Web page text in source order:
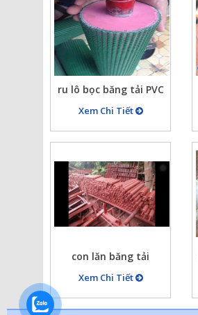
ru lô bọc băng tải PVC
nhám, bọc cao su…
Xem Chi Tiết
con lăn băng tải
Xem Chi Tiết